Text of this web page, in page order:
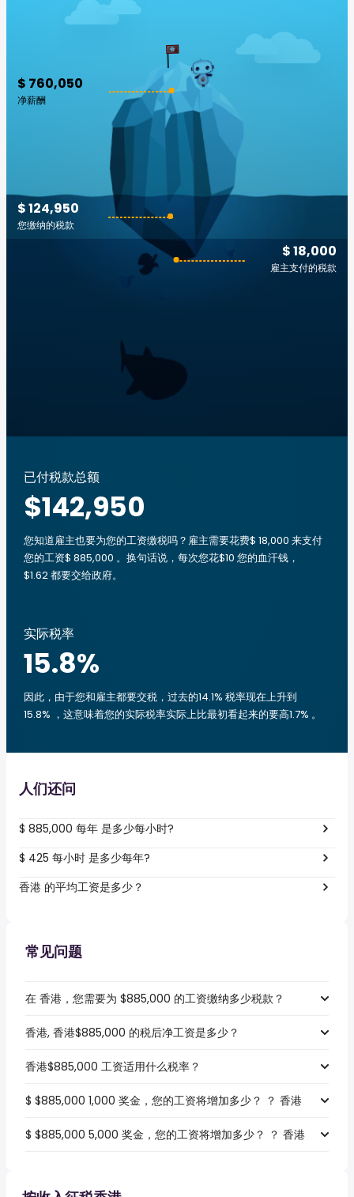
$ 760,050
净薪酬
$ 18,000
雇主支付的税款
$ 124,950
您缴纳的税款
已付税款总额
$142,950
您知道雇主也要为您的工资缴税吗？雇主需要花费$ 18,000 来支付
您的工资$ 885,000 。换句话说，每次您花$10 您的血汗钱，
$1.62 都要交给政府。
实际税率
15.8%
因此，由于您和雇主都要交税，过去的14.1% 税率现在上升到
15.8% ，这意味着您的实际税率实际上比最初看起来的要高1.7% 。
人们还问
$ 885,000 每年 是多少每小时?
$ 425 每小时 是多少每年?
香港 的平均工资是多少？
常见问题
在 香港，您需要为 $885,000 的工资缴纳多少税款？
香港, 香港$885,000 的税后净工资是多少？
香港$885,000 工资适用什么税率？
$ $885,000 1,000 奖金，您的工资将增加多少？ ？ 香港
$ $885,000 5,000 奖金，您的工资将增加多少？ ？ 香港